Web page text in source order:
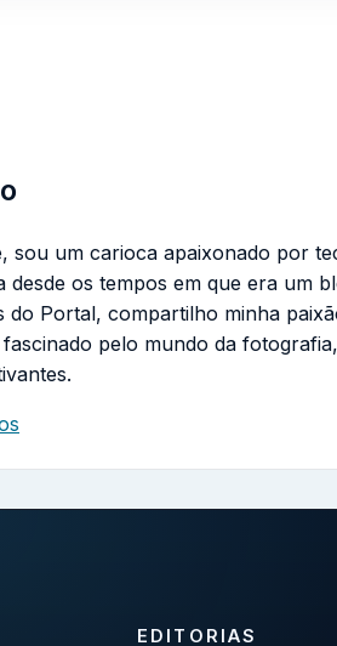
sou um carioca apaixonado por
desde os tempos em que era um
do Portal, compartilho minha
pelo mundo da
EDITORIAS